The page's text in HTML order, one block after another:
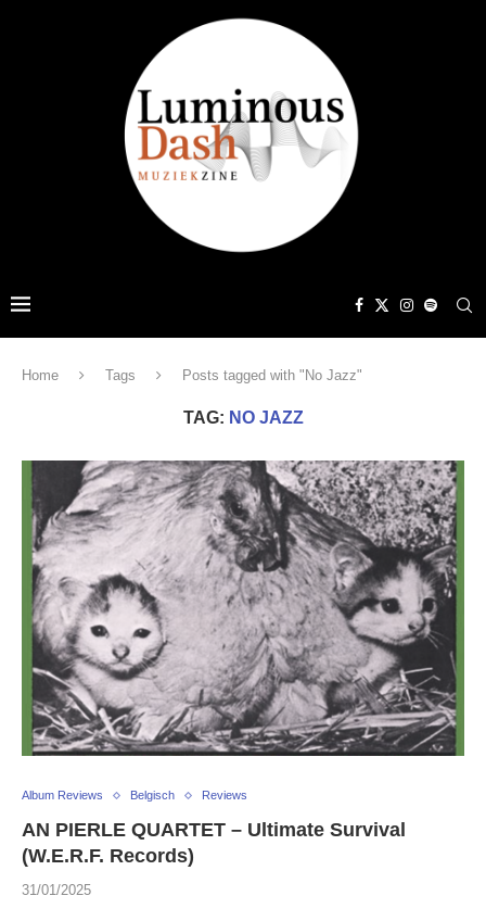
Home Tags Posts tagged with "No Jazz"
TAG: NO JAZZ
Album Reviews Belgisch Reviews
AN PIERLE QUARTET – Ultimate Survival
(W.E.R.F. Records)
31/01/2025